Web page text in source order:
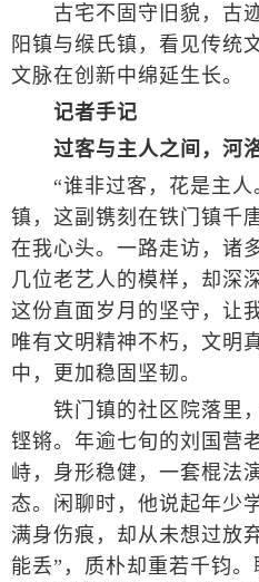
古宅不固守旧貌，古迹
阳镇与缑氏镇，看见传统
文脉在创新中绵延生长。
记者手记
过客与主人之间，河
“谁非过客，花是主人
镇，这副镌刻在铁门镇千
在我心头。一路走访，诸
几位老艺人的模样，却深
这份直面岁月的坚守，让
唯有文明精神不朽，文明
中，更加稳固坚韧。
铁门镇的社区院落里，
铿锵。年逾七旬的刘国营
峙，身形稳健，一套棍法
态。闲聊时，他说起年少
满身伤痕，却从未想过放
能丢”，质朴却重若千钧